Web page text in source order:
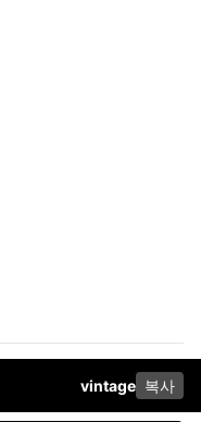
vintage 복사
침사업자 정보다운로드